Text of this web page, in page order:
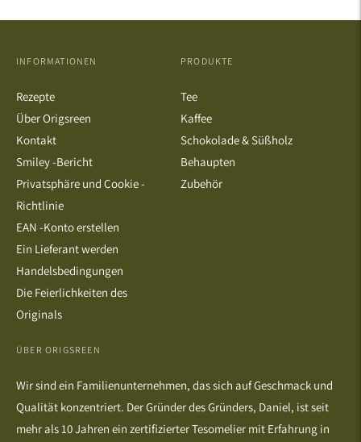
ÜBER ORIGSREEN
Wir sind ein Familienunternehmen, das sich auf Geschmack und
Qualität konzentriert. Der Gründer des Gründers, Daniel, ist seit
mehr als 10 Jahren ein zertifizierter Tesomelier mit Erfahrung in
INFORMATIONEN
Rezepte
Über Origsreen
Kontakt
Smiley -Bericht
Privatsphäre und Cookie -
Richtlinie
EAN -Konto erstellen
Ein Lieferant werden
Handelsbedingungen
Die Feierlichkeiten des
Originals
PRODUKTE
Tee
Kaffee
Schokolade & Süßholz
Behaupten
Zubehör